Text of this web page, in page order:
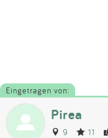
Eingetragen von:
Pirea
9 11